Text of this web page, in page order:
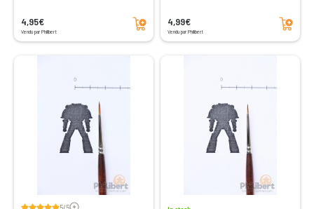
4,95€
Vendu par Philibert
Add to cart 4,99€
Vendu par Philibert
Add to cart
5/5Voir les avis